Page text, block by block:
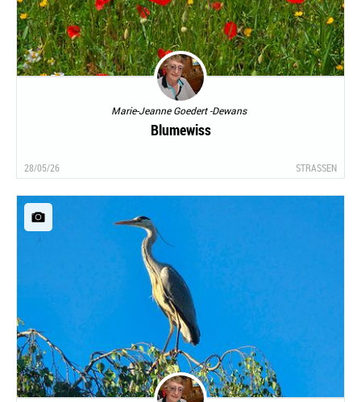
Marie-Jeanne Goedert -Dewans
Blumewiss
28/05/26 STRASSEN